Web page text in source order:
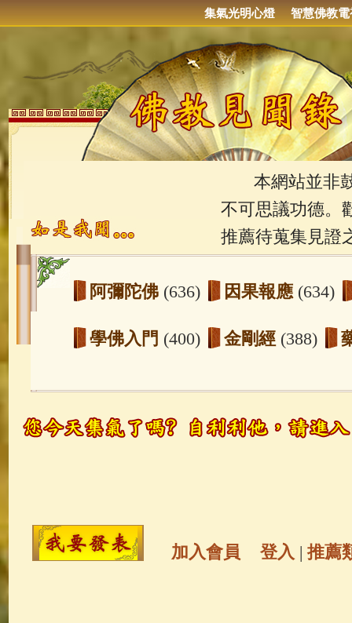
集氣光明心燈 智慧佛教電
本網站並非鼓
不可思議功德。
推薦待蒐集見證
阿彌陀佛 (636) 因果報應 (634)
學佛入門 (400) 金剛經 (388)
玉曆寶鈔(236) 地藏經(225)
觀世音菩薩 (146) 聖救度佛母(
金山活佛
加入會員 登入 | 推薦